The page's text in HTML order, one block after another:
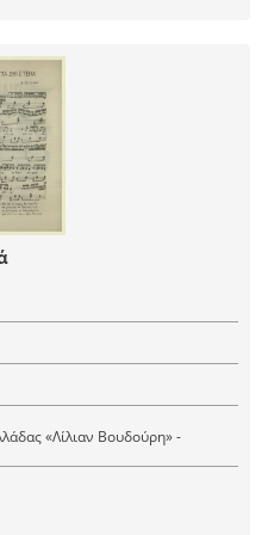
«Λίλιαν Βουδούρη» -